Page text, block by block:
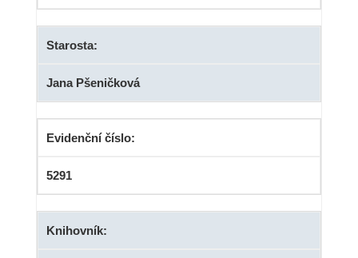
Starosta:
Jana Pšeničková
Evidenční číslo:
5291
Knihovník: